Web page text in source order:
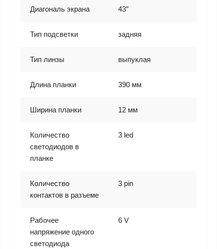
Диагональ экрана 43″
Тип подсветки задняя
Тип линзы выпуклая
Длина планки 390 мм
Ширина планки 12 мм
Количество
светодиодов в
планке
3 led
Количество
контактов в разъеме
3 pin
Рабочее
напряжение одного
светодиода
6 V